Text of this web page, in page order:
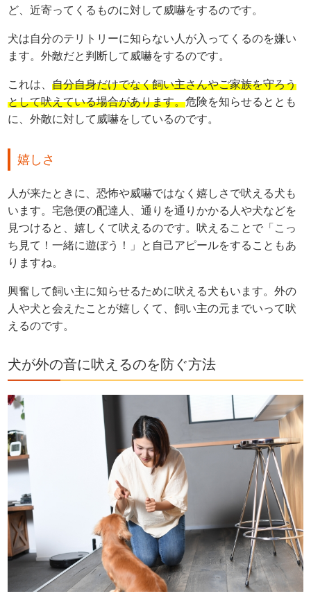
ど、近寄ってくるものに対して威嚇をするのです。
犬は自分のテリトリーに知らない人が入ってくるのを嫌い
ます。外敵だと判断して威嚇をするのです。
これは、自分自身だけでなく飼い主さんやご家族を守ろう
として吠えている場合があります。危険を知らせるととも
に、外敵に対して威嚇をしているのです。
嬉しさ
人が来たときに、恐怖や威嚇ではなく嬉しさで吠える犬も
います。宅急便の配達人、通りを通りかかる人や犬などを
見つけると、嬉しくて吠えるのです。吠えることで「こっ
ち見て！一緒に遊ぼう！」と自己アピールをすることもあ
りますね。
興奮して飼い主に知らせるために吠える犬もいます。外の
人や犬と会えたことが嬉しくて、飼い主の元までいって吠
えるのです。
犬が外の音に吠えるのを防ぐ方法